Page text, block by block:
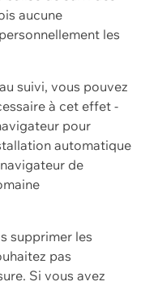
aucune
les
suivi, vous pouvez
à cet effet -
pour
automatique
de
supprimer les
pas
Si vous avez